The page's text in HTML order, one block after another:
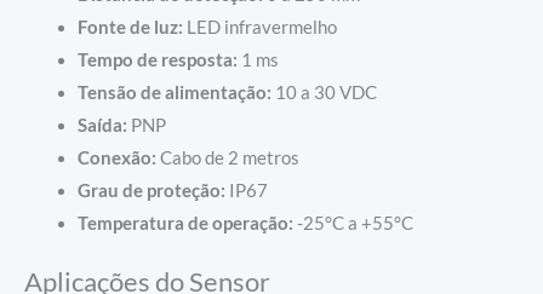
Fonte de luz: LED infravermelho
Tempo de resposta: 1 ms
Tensão de alimentação: 10 a 30 VDC
Saída: PNP
Conexão: Cabo de 2 metros
Grau de proteção: IP67
Temperatura de operação: -25°C a +55°C
Aplicações do Sensor